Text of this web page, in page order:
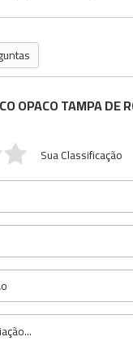
OPACO TAMPA DE
Sua Classificação